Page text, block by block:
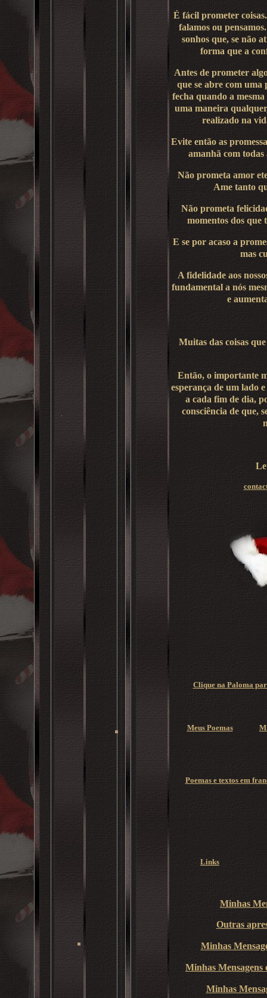
É fácil prometer
falamos ou
sonhos que, se não
forma que a
Antes de prometer
que se abre com uma
fecha quando a
uma maneira
realizado na
Evite então as
amanhã com todas
Não prometa amor
Ame tanto
Não prometa
momentos dos que
E se por acaso a
mas
A fidelidade aos
fundamental a nós
e
Muitas das coisas
Então, o importante
esperança de um lado
a cada fim de dia,
consciência de que,
Clique na Paloma
Meus Poemas
Poemas e textos em
Links
Minhas
Outras
Minhas
Minhas
Minhas